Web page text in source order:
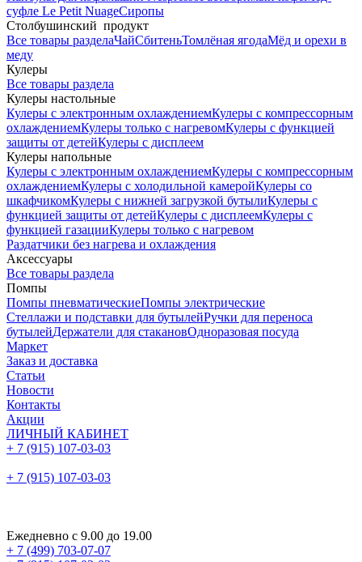
суфле Le Petit NuageСиропы
Столбушинский продукт
Все товары разделаЧайСбитеньТомлёная ягодаМёд и орехи в
меду
Кулеры
Все товары раздела
Кулеры настольные
Кулеры с электронным охлаждениемКулеры с компрессорным
охлаждениемКулеры только с нагревомКулеры с функцией
защиты от детейКулеры с дисплеем
Кулеры напольные
Кулеры с электронным охлаждениемКулеры с компрессорным
охлаждениемКулеры с холодильной камеройКулеры со
шкафчикомКулеры с нижней загрузкой бутылиКулеры с
функцией защиты от детейКулеры с дисплеемКулеры с
функцией газацииКулеры только с нагревом
Раздатчики без нагрева и охлаждения
Аксессуары
Все товары раздела
Помпы
Помпы пневматическиеПомпы электрические
Стеллажи и подставки для бутылейРучки для переноса
бутылейДержатели для стакановОдноразовая посуда
Маркет
Заказ и доставка
Статьи
Новости
Контакты
Акции
ЛИЧНЫЙ КАБИНЕТ
+ 7 (915) 107-03-03
+ 7 (915) 107-03-03
Ежедневно с 9.00 до 19.00
+ 7 (499) 703-07-07